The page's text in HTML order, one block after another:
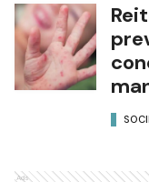
Ads